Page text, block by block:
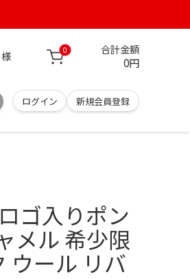
0 合計金額
0円
ログイン 新規会員登録
ゴ入りポン
メル 希少限
ウール リバ